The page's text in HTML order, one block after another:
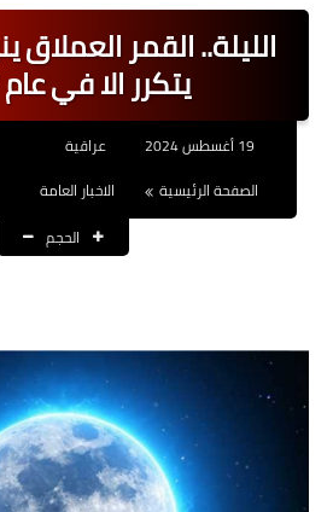
اخبار
المنح
قطع
الليلة.. القمر العملاق
يتكرر الا في عام
عراقية
الصفحة الرئيسية
الاخبار العامة
الحجم